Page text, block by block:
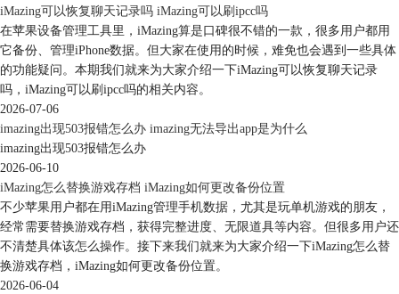
图5：连接旧iphone
第二步，连接了旧iphone后，在左侧设备列表选择该设备，然后在右侧功
能区选择“转移到其他设备”功能。
iMazing可以恢复聊天记录吗 iMazing可以刷ipcc吗
在苹果设备管理工具里，iMazing算是口碑很不错的一款，很多用户都用
它备份、管理iPhone数据。但大家在使用的时候，难免也会遇到一些具体
的功能疑问。本期我们就来为大家介绍一下iMazing可以恢复聊天记录
吗，iMazing可以刷ipcc吗的相关内容。
2026-07-06
imazing出现503报错怎么办 imazing无法导出app是为什么
imazing出现503报错怎么办
2026-06-10
iMazing怎么替换游戏存档 iMazing如何更改备份位置
不少苹果用户都在用iMazing管理手机数据，尤其是玩单机游戏的朋友，
经常需要替换游戏存档，获得完整进度、无限道具等内容。但很多用户还
不清楚具体该怎么操作。接下来我们就来为大家介绍一下iMazing怎么替
换游戏存档，iMazing如何更改备份位置。
2026-06-04